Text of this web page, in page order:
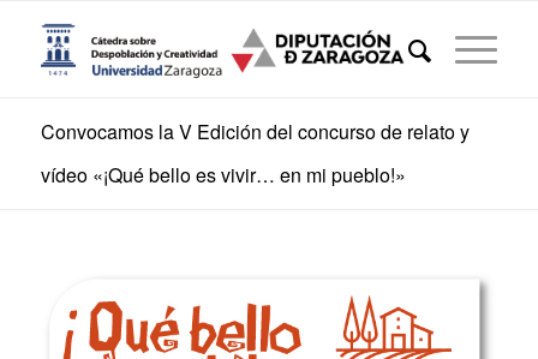
Convocamos la V Edición del concurso de relato y
vídeo «¡Qué bello es vivir… en mi pueblo!»